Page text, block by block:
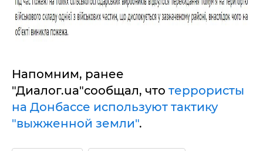
Напомним, ранее
"Диалог.ua"сообщал, что террористы
на Донбассе используют тактику
"выжженной земли".